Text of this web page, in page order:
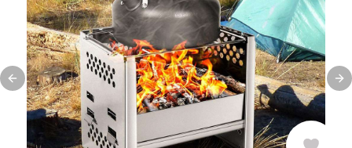
Previous slide